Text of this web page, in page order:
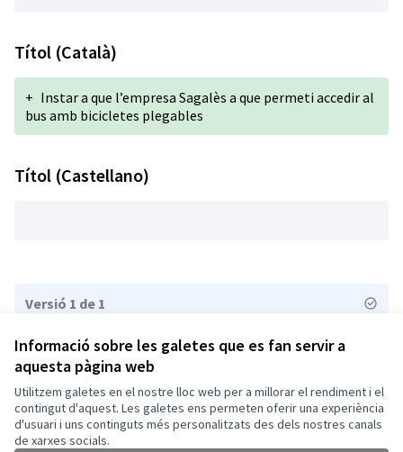
Informació sobre les galetes que es fan servir a
aquesta pàgina web
Utilitzem galetes en el nostre lloc web per a millorar el rendiment i el
contingut d'aquest. Les galetes ens permeten oferir una experiència
d'usuari i uns continguts més personalitzats des dels nostres canals
de xarxes socials.
Títol (Català)
+ Instar a que l’empresa Sagalès a que permeti accedir al
bus amb bicicletes plegables
Títol (Castellano)
Versió 1 de 1
Termes i condicions d'ús
Configuració de les galetes
Vic a X
(Enllaç extern)
Vic a Facebook
(Enllaç extern)
Vic a Instagram
(Enllaç extern)
Vic a YouTube
(Enllaç extern)
Triar la llenguaElegir el idioma